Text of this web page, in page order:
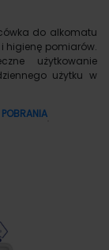
do alkomatu
higienę pomiarów.
użytkowanie
użytku w
POBRANIA